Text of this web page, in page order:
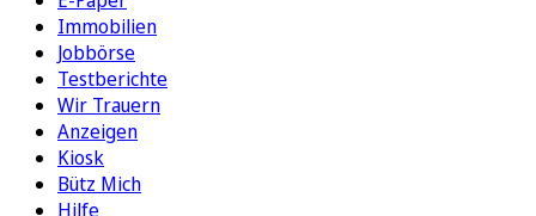
Immobilien
Jobbörse
Testberichte
Wir Trauern
Anzeigen
Kiosk
Bütz Mich
Hilfe